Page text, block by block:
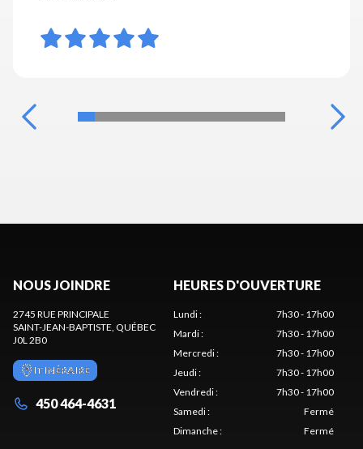
NOUS JOINDRE
2745 RUE PRINCIPALE
SAINT-JEAN-BAPTISTE , QUÉBEC
J0L 2B0
ITINÉRAIRE
450 464-4631
HEURES D'OUVERTURE
Lundi:
7h30 - 17h00
Mardi:
7h30 - 17h00
Mercredi:
7h30 - 17h00
Jeudi:
7h30 - 17h00
Vendredi:
7h30 - 17h00
Samedi:
Fermé
Dimanche: Fermé